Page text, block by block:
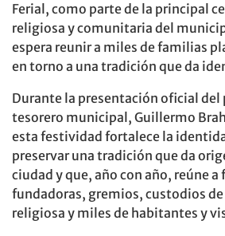
Ferial, como parte de la principal
religiosa y comunitaria del
espera reunir a miles de familias
en torno a una tradición que da
Durante la presentación oficial del
tesorero municipal, Guillermo
esta festividad fortalece la
preservar una tradición que da
ciudad y que, año con año, reúne a
fundadoras, gremios, custodios
religiosa y miles de habitantes y